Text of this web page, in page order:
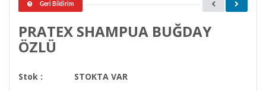
Geri Bildirim
PRATEX SHAMPUA BUĞDAY
ÖZLÜ
Stok : STOKTA VAR